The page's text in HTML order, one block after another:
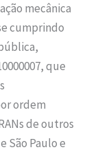
mecânica
cumprindo
que
ordem
de outros
São Paulo e